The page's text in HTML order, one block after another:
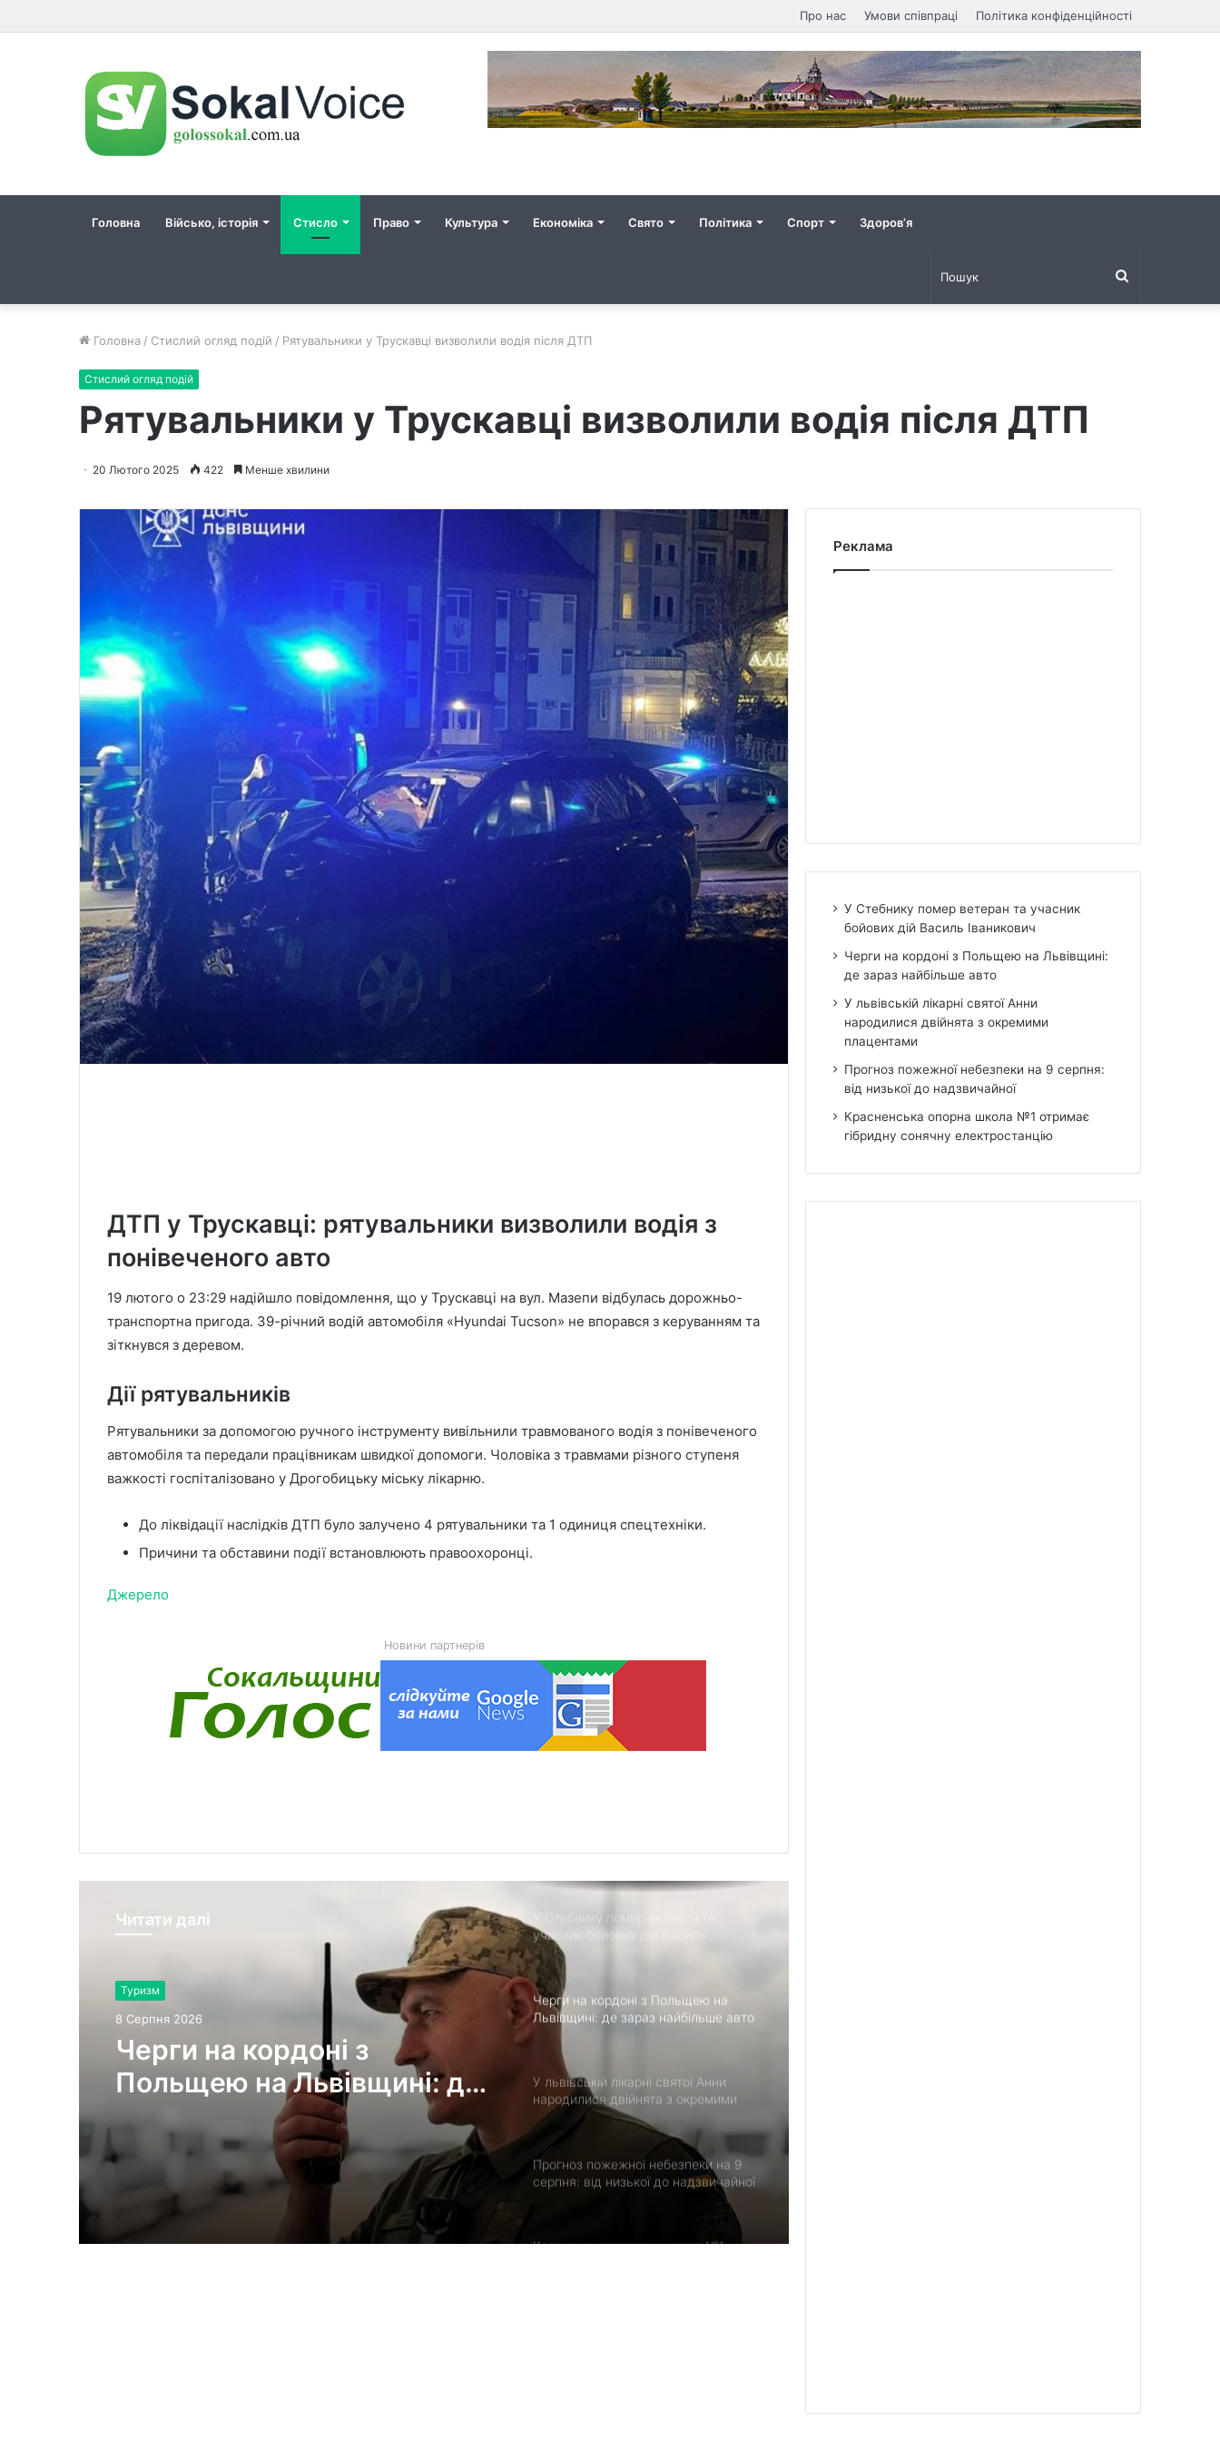
Про нас Умови співпраці Політика конфіденційності
Головна Військо, історія Стисло Право Культура Економіка Свято Політика Спорт Здоров’я
Головна / Стислий огляд подій / Рятувальники у Трускавці визволили водія після ДТП
Стислий огляд подій
Рятувальники у Трускавці визволили водія після ДТП
20 Лютого 2025 422 Менше хвилини
ДТП у Трускавці: рятувальники визволили водія з
понівеченого авто
19 лютого о 23:29 надійшло повідомлення, що у Трускавці на вул. Мазепи відбулась дорожньо-
транспортна пригода. 39-річний водій автомобіля «Hyundai Tucson» не впорався з керуванням та
зіткнувся з деревом.
Дії рятувальників
Рятувальники за допомогою ручного інструменту вивільнили травмованого водія з понівеченого
автомобіля та передали працівникам швидкої допомоги. Чоловіка з травмами різного ступеня
важкості госпіталізовано у Дрогобицьку міську лікарню.
До ліквідації наслідків ДТП було залучено 4 рятувальники та 1 одиниця спецтехніки.
Причини та обставини події встановлюють правоохоронці.
Джерело
Новини партнерів
Читати далі
Туризм
8 Серпня 2026
Черги на кордоні з
Польщею на Львівщині: де
зараз найбільше авто
Львівщині: де зараз найбільше авто
Прогноз пожежної небезпеки на 9
серпня: від низької до надзвичайної
Красненська опорна школа №1
Львівщини станом на 8 серпня
У Стебнику помер ветеран та
учасник бойових дій Василь
Іваникович
Черги на кордоні з Польщею на
Львівщині: де зараз найбільше авто
У львівській лікарні святої Анни
народилися двійнята з окремими
плацентами
Прогноз пожежної небезпеки на 9
серпня: від низької до надзвичайної
Красненська опорна школа №1
Реклама
У Стебнику помер ветеран та учасник
бойових дій Василь Іваникович
Черги на кордоні з Польщею на Львівщині:
де зараз найбільше авто
У львівській лікарні святої Анни
народилися двійнята з окремими
плацентами
Прогноз пожежної небезпеки на 9 серпня:
від низької до надзвичайної
Красненська опорна школа №1 отримає
гібридну сонячну електростанцію